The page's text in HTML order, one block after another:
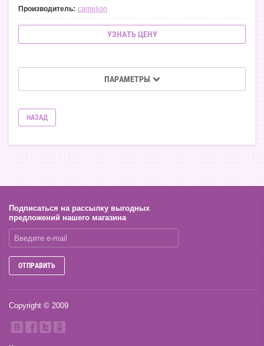
Производитель: camelion
УЗНАТЬ ЦЕНУ
ПАРАМЕТРЫ
НАЗАД
Подписаться на рассылку выгодных
предложений нашего магазина
ОТПРАВИТЬ
Copyright © 2009